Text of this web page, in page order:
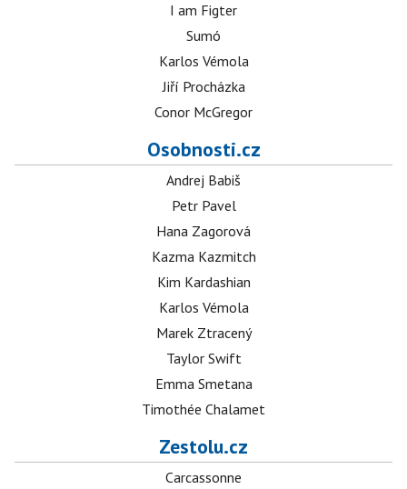
I am Figter
Sumó
Karlos Vémola
Jiří Procházka
Conor McGregor
Osobnosti.cz
Andrej Babiš
Petr Pavel
Hana Zagorová
Kazma Kazmitch
Kim Kardashian
Karlos Vémola
Marek Ztracený
Taylor Swift
Emma Smetana
Timothée Chalamet
Zestolu.cz
Carcassonne